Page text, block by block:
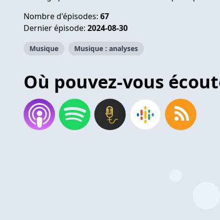
Nombre d'épisodes: 67
Dernier épisode: 2024-08-30
Musique Musique : analyses
Où pouvez-vous